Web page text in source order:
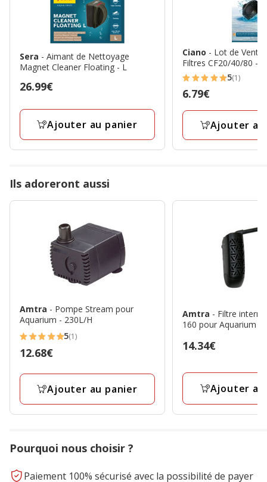
Sera - Aimant de Nettoyage
Magnet Cleaner Floating - L
Prix
26.99€
Ajouter au panier
Ciano - Lot de
Filtres CF20/40/80 -
5
étoiles
avec
avis
5(1)
Prix
6.79€
6.79€
Ajouter
Ils adoreront aussi
Amtra - Pompe Stream pour
Aquarium - 230L/H
5
étoiles
avec
avis
5(1)
Prix
12.68€
Ajouter au panier
Amtra - Filtre
160 pour Aquarium
Prix
14.34€
Ajouter
Pourquoi nous choisir ?
Paiement 100% sécurisé avec la possibilité de payer